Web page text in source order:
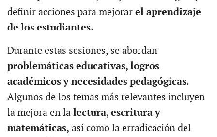
definir acciones para mejorar el aprendizaje
de los estudiantes.
Durante estas sesiones, se abordan
problemáticas educativas, logros
académicos y necesidades pedagógicas.
Algunos de los temas más relevantes incluyen
la mejora en lalectura, escritura y
matemáticas, así como la erradicación del